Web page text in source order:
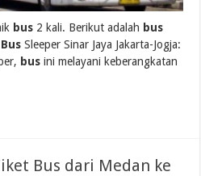
bus 2 kali. Berikut adalah bus
Bus Sleeper Sinar Jaya Jakarta-Jogja:
bus ini melayani keberangkatan
Bus dari Medan ke